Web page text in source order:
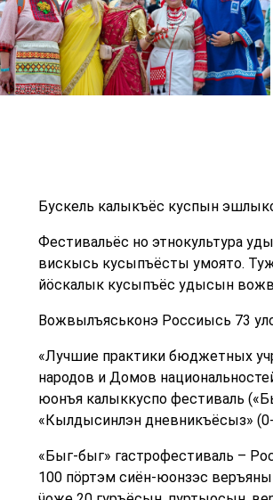
Бускель калыкъёс куспын
Фестивальёс но этнокультура
вискысь кусыпъёсты умоято.
йӧскалык кусыпъёс удысын
Вожвылъяськонэ Россиысь 73
«Лучшие практики бюджетных
народов и Домов
юонъя калыккуспо фестиваль
«Кылдысинлэн дневникъёсыз»
«Быг-быг» гастрофестиваль –
100 пӧртэм сиён-юонзэс